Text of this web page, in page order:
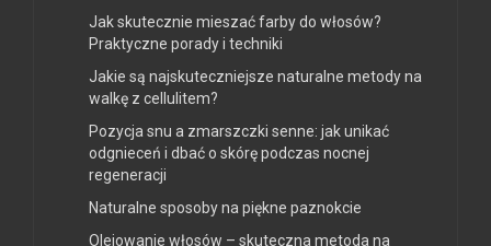
Jak skutecznie mieszać farby do włosów?
Praktyczne porady i techniki
Jakie są najskuteczniejsze naturalne metody na
walkę z cellulitem?
Pozycja snu a zmarszczki senne: jak unikać
odgnieceń i dbać o skórę podczas nocnej
regeneracji
Naturalne sposoby na piękne paznokcie
Olejowanie włosów – skuteczna metoda na